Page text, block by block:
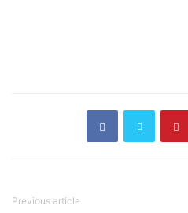
Previous article